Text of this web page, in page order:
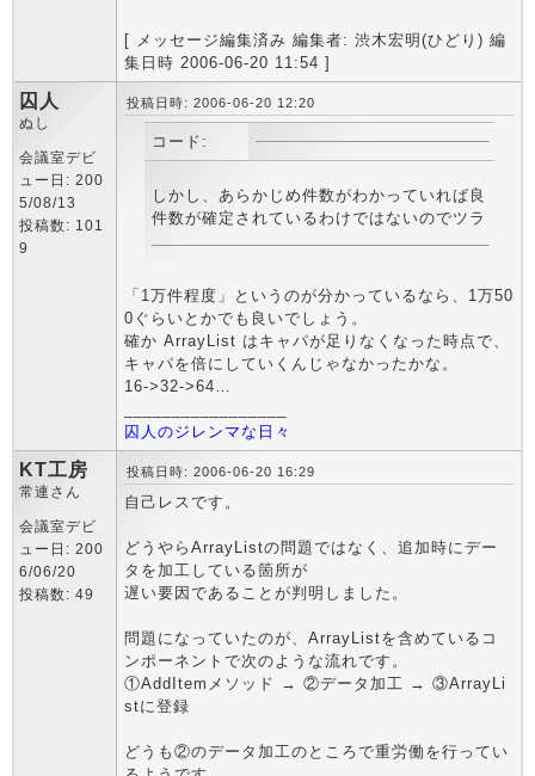
[ メッセージ編集済み 編集者: 渋木宏明(ひどり) 編
集日時 2006-06-20 11:54 ]
囚人
ぬし
会議室デビ
ュー日: 200
5/08/13
投稿数: 101
9
投稿日時: 2006-06-20 12:20
コード:
しかし、あらかじめ件数がわかっていれば良いの
「1万件程度」というのが分かっているなら、1万50
0ぐらいとかでも良いでしょう。
確か ArrayList はキャパが足りなくなった時点で、
キャパを倍にしていくんじゃなかったかな。
16->32->64…
囚人のジレンマな日々
KT工房
常連さん
会議室デビ
ュー日: 200
6/06/20
投稿数: 49
投稿日時: 2006-06-20 16:29
自己レスです。
どうやらArrayListの問題ではなく、追加時にデー
タを加工している箇所が
遅い要因であることが判明しました。
問題になっていたのが、ArrayListを含めているコ
ンポーネントで次のような流れです。
①AddItemメソッド → ②データ加工 → ③ArrayLi
stに登録
どうも②のデータ加工のところで重労働を行ってい